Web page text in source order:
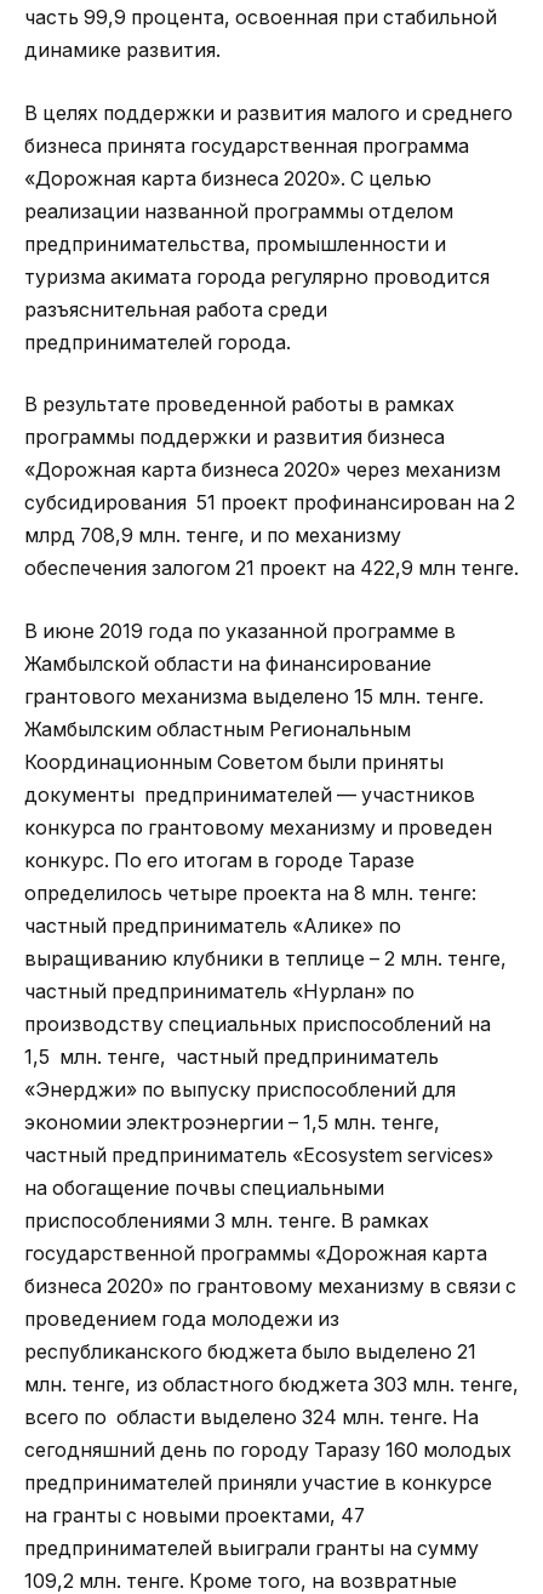
часть 99,9 процента, освоенная при стабильной
динамике развития.
В целях поддержки и развития малого и среднего
бизнеса принята государственная программа
«Дорожная карта бизнеса 2020». С целью
реализации названной программы отделом
предпринимательства, промышленности и
туризма акимата города регулярно проводится
разъяснительная работа среди
предпринимателей города.
В результате проведенной работы в рамках
программы поддержки и развития бизнеса
«Дорожная карта бизнеса 2020» через механизм
субсидирования 51 проект профинансирован на 2
млрд 708,9 млн. тенге, и по механизму
обеспечения залогом 21 проект на 422,9 млн тенге.
В июне 2019 года по указанной программе в
Жамбылской области на финансирование
грантового механизма выделено 15 млн. тенге.
Жамбылским областным Региональным
Координационным Советом были приняты
документы предпринимателей — участников
конкурса по грантовому механизму и проведен
конкурс. По его итогам в городе Таразе
определилось четыре проекта на 8 млн. тенге:
частный предприниматель «Алике» по
выращиванию клубники в теплице – 2 млн. тенге,
частный предприниматель «Нурлан» по
производству специальных приспособлений на
1,5 млн. тенге, частный предприниматель
«Энерджи» по выпуску приспособлений для
экономии электроэнергии – 1,5 млн. тенге,
частный предприниматель «Еcosystem services»
на обогащение почвы специальными
приспособлениями 3 млн. тенге. В рамках
государственной программы «Дорожная карта
бизнеса 2020» по грантовому механизму в связи с
проведением года молодежи из
республиканского бюджета было выделено 21
млн. тенге, из областного бюджета 303 млн. тенге,
всего по области выделено 324 млн. тенге. На
сегодняшний день по городу Таразу 160 молодых
предпринимателей приняли участие в конкурсе
на гранты с новыми проектами, 47
предпринимателей выиграли гранты на сумму
109,2 млн. тенге. Кроме того, на возвратные